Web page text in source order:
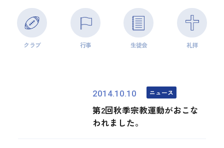
クラブ 行事 生徒会 礼拝
2014.10.10 ニュース
第2回秋季宗教運動がおこな
われました。